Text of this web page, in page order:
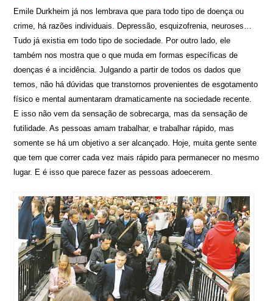
Emile Durkheim já nos lembrava que para todo tipo de doença ou
crime, há razões individuais. Depressão, esquizofrenia, neuroses…
Tudo já existia em todo tipo de sociedade. Por outro lado, ele
também nos mostra que o que muda em formas específicas de
doenças é a incidência. Julgando a partir de todos os dados que
temos, não há dúvidas que transtornos provenientes de esgotamento
físico e mental aumentaram dramaticamente na sociedade recente.
E isso não vem da sensação de sobrecarga, mas da sensação de
futilidade. As pessoas amam trabalhar, e trabalhar rápido, mas
somente se há um objetivo a ser alcançado. Hoje, muita gente sente
que tem que correr cada vez mais rápido para permanecer no mesmo
lugar. E é isso que parece fazer as pessoas adoecerem.